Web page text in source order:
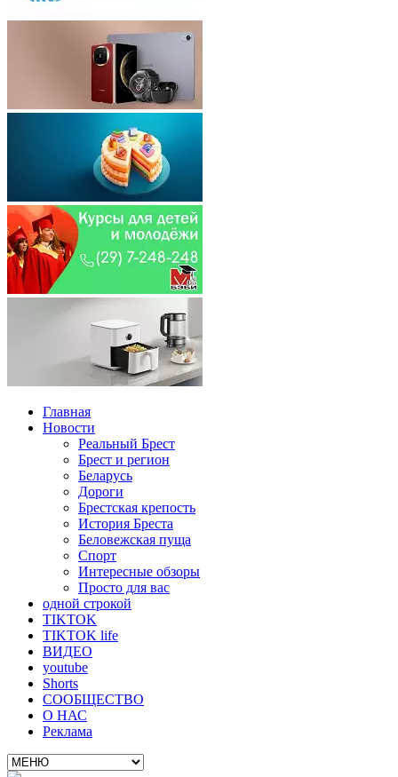
Главная
Новости
Реальный Брест
Брест и регион
Беларусь
Дороги
Брестская крепость
История Бреста
Беловежская пуща
Спорт
Интересные обзоры
Просто для вас
одной строкой
TIKTOK
TIKTOK life
ВИДЕО
youtube
Shorts
СООБЩЕСТВО
О НАС
Реклама